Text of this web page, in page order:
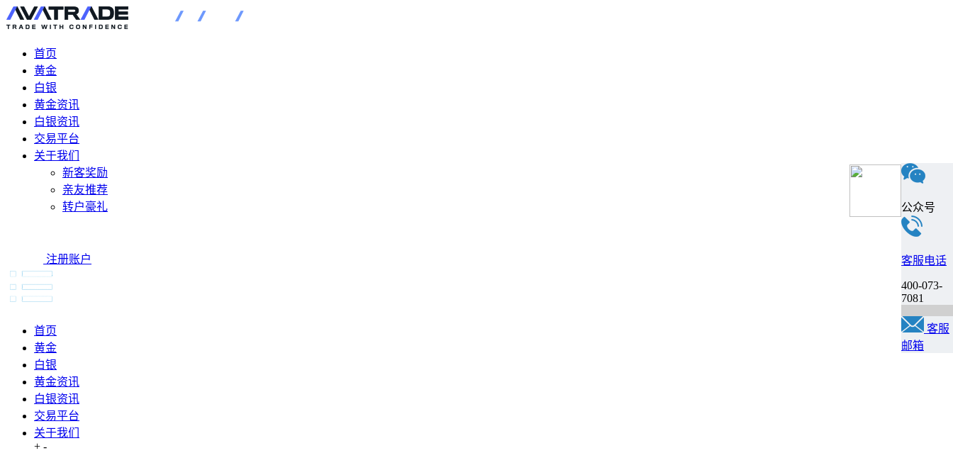
首页
黄金
白银
黄金资讯
白银资讯
交易平台
关于我们
新客奖励
亲友推荐
转户豪礼
注册账户
首页
黄金
白银
黄金资讯
白银资讯
交易平台
关于我们
+ -
公众号
客服电话
400-073-
7081
客服
邮箱